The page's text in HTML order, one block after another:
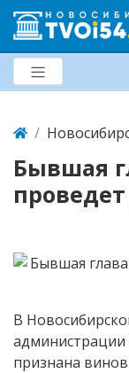
Бывшая
В
администрации
признана